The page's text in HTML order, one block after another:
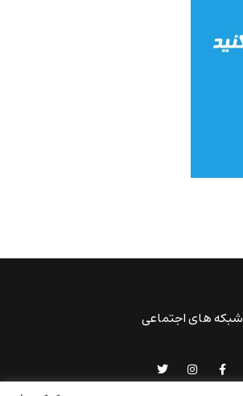
شبکه های اجتماعی